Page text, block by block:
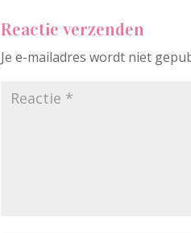
Reactie verzenden
Je e-mailadres wordt niet